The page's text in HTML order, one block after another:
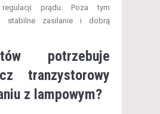
regulacji prądu. Poza tym
stabilne zasilanie i dobrą
potrzebuje
tranzystorowy
z lampowym?